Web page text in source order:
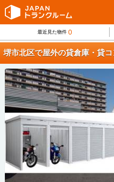
最近見た物件 0
堺市北区で屋外の貸倉庫・貸